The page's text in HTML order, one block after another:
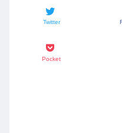
Twitter
Pocket